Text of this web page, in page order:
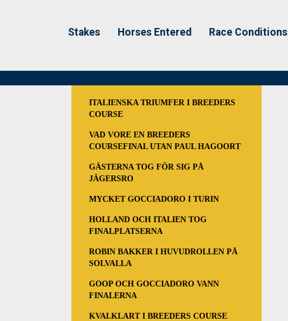
Stakes Horses Entered Race Conditions
ITALIENSKA TRIUMFER I BREEDERS
COURSE
VAD VORE EN BREEDERS
COURSEFINAL UTAN PAUL HAGOORT
GÄSTERNA TOG FÖR SIG PÅ
JÄGERSRO
MYCKET GOCCIADORO I TURIN
HOLLAND OCH ITALIEN TOG
FINALPLATSERNA
ROBIN BAKKER I HUVUDROLLEN PÅ
SOLVALLA
GOOP OCH GOCCIADORO VANN
FINALERNA
KVALKLART I BREEDERS COURSE